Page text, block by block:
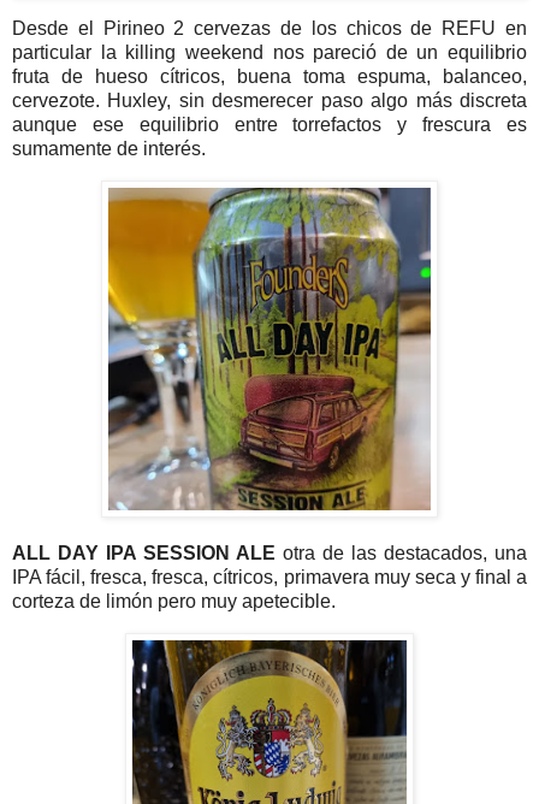
Desde el Pirineo 2 cervezas de los chicos de REFU en
particular la killing weekend nos pareció de un equilibrio
fruta de hueso cítricos, buena toma espuma, balanceo,
cervezote. Huxley, sin desmerecer paso algo más discreta
aunque ese equilibrio entre torrefactos y frescura es
sumamente de interés.
ALL DAY IPA SESSION ALE otra de las destacados, una
IPA fácil, fresca, fresca, cítricos, primavera muy seca y final a
corteza de limón pero muy apetecible.